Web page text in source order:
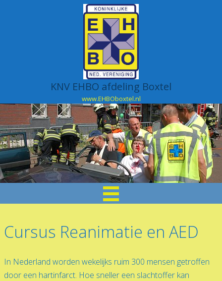
Cursus Reanimatie en AED
In Nederland worden wekelijks ruim 300 mensen getroffen
door een hartinfarct. Hoe sneller een slachtoffer kan
KNV EHBO afdeling Boxtel
www.EHBOboxtel.nl